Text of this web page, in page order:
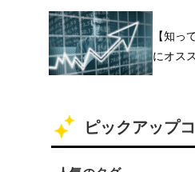
【知っ
にオス
ピックアップ